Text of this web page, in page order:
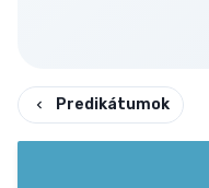
Predikátumok